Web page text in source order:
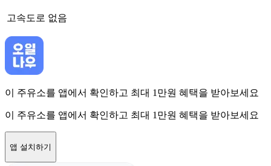
고속도로 없음
이 주유소를 앱에서 확인하고 최대 1만원 혜택을 받아보세요
이 주유소를 앱에서 확인하고 최대 1만원 혜택을 받아보세요
앱 설치하기